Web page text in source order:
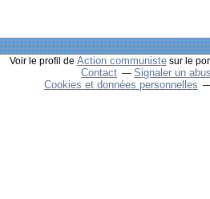
Voir le profil de Action communistesur le
Contact
Signaler un abus
Cookies et données personnelles